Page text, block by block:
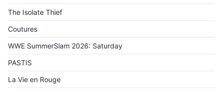
The Isolate Thief
Coutures
WWE SummerSlam 2026: Saturday
PASTIS
La Vie en Rouge